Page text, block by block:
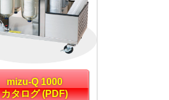
mizu-Q 1000
カタログ (PDF)